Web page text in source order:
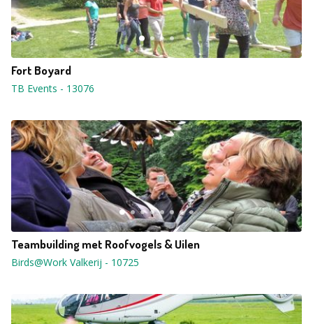
Fort Boyard
TB Events - 13076
Teambuilding met Roofvogels & Uilen
Birds@Work Valkerij - 10725